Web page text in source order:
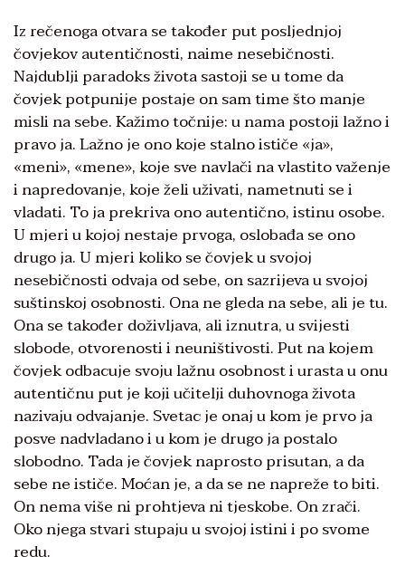
Iz rečenoga otvara se također put posljednjoj
čovjekov autentičnosti, naime nesebičnosti.
Najdublji paradoks života sastoji se u tome da
čovjek potpunije postaje on sam time što manje
misli na sebe. Kažimo točnije: u nama postoji lažno i
pravo ja. Lažno je ono koje stalno ističe «ja»,
«meni», «mene», koje sve navlači na vlastito važenje
i napredovanje, koje želi uživati, nametnuti se i
vladati. To ja prekriva ono autentično, istinu osobe.
U mjeri u kojoj nestaje prvoga, oslobađa se ono
drugo ja. U mjeri koliko se čovjek u svojoj
nesebičnosti odvaja od sebe, on sazrijeva u svojoj
suštinskoj osobnosti. Ona ne gleda na sebe, ali je tu.
Ona se također doživljava, ali iznutra, u svijesti
slobode, otvorenosti i neuništivosti. Put na kojem
čovjek odbacuje svoju lažnu osobnost i urasta u onu
autentičnu put je koji učitelji duhovnoga života
nazivaju odvajanje. Svetac je onaj u kom je prvo ja
posve nadvladano i u kom je drugo ja postalo
slobodno. Tada je čovjek naprosto prisutan, a da
sebe ne ističe. Moćan je, a da se ne napreže to biti.
On nema više ni prohtjeva ni tjeskobe. On zrači.
Oko njega stvari stupaju u svojoj istini i po svome
redu.